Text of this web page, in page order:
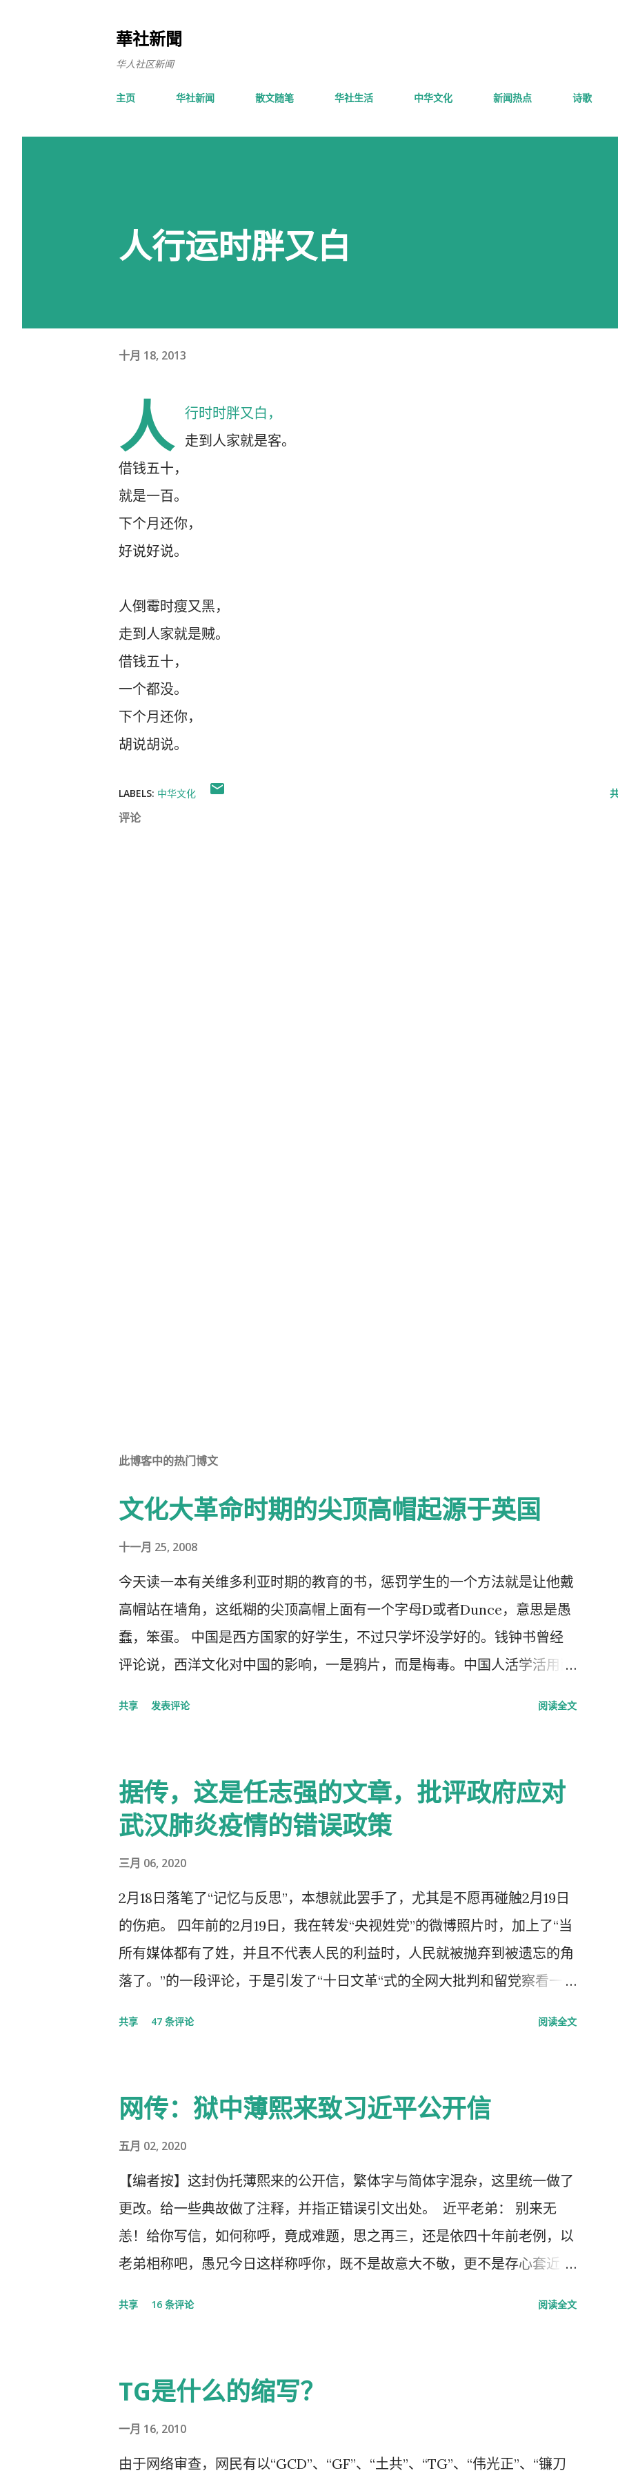
華社新聞
华人社区新闻
主页 华社新闻 散文随笔 华社生活 中华文化 新闻热点 诗歌
人行运时胖又白
十月 18, 2013
人
行时时胖又白，
走到人家就是客。
借钱五十，
就是一百。
下个月还你，
好说好说。
人倒霉时瘦又黑，
走到人家就是贼。
借钱五十，
一个都没。
下个月还你，
胡说胡说。
LABELS: 中华文化
评论
此博客中的热门博文
文化大革命时期的尖顶高帽起源于英国
十一月 25, 2008
今天读一本有关维多利亚时期的教育的书，惩罚学生的一个方法就是让他戴
高帽站在墙角，这纸糊的尖顶高帽上面有一个字母D或者Dunce，意思是愚
蠢，笨蛋。 中国是西方国家的好学生，不过只学坏没学好的。钱钟书曾经
评论说，西洋文化对中国的影响，一是鸦片，而是梅毒。中国人活学活用西
共享 发表评论 阅读全文
据传，这是任志强的文章，批评政府应对
武汉肺炎疫情的错误政策
三月 06, 2020
2月18日落笔了“记忆与反思”，本想就此罢手了，尤其是不愿再碰触2月19日
的伤疤。 四年前的2月19日，我在转发“央视姓党”的微博照片时，加上了“当
所有媒体都有了姓，并且不代表人民的利益时，人民就被抛弃到被遗忘的角
落了。”的一段评论，于是引发了“十日文革“式的全网大批判和留党察看一年
实的真相，剩下的就是人民的生命被病毒和体制的重病共同伤害的结果。
几天之后媒体上、网络上疯传着2月23日中央召开全国上下约17万人参加的
大会，被称为中国历史上参加人数最多的中央大会。且远胜于当年七千人的
庐山会议的规模，有着比七千人大会更重要的现实意义，也被称为是一次伟
大的会议。 网上许多人在用各种方式吹嘘和吹捧这次大会的伟大意义，并
且格外的强调这次会议中最重要的党的主席的长篇讲话，是一个鼓舞人心、
英明正确的战略部署，为世界指明了防治疫情的方向，号召用举国体制的力
现了”党中央对疫情形势的判断是正确的，“彰显了中国共产党领导和中国特
红旗飘舞，高举红宝书，三呼领袖“万岁、万岁、万万岁”的时代。更有许多
人在从各个角度解释自己从2月23日讲话中发现的精华，以为中国又进入了
共享 47 条评论 阅读全文
网传：狱中薄熙来致习近平公开信
五月 02, 2020
【编者按】这封伪托薄熙来的公开信，繁体字与简体字混杂，这里统一做了
更改。给一些典故做了注释，并指正错误引文出处。 近平老弟： 别来无
恙！给你写信，如何称呼，竟成难题，思之再三，还是依四十年前老例，以
老弟相称吧，愚兄今日这样称呼你，既不是故意大不敬，更不是存心套近
不禁疑惑有人故意造成两雄相争的局面似的。而今时迁势易，成王败寇，你
已居庙堂之颠颐指气使，拱为一尊，而我却拜你所赐＂以非罪之身” [1] 陷缧
绁 [2] 之中，且身患顽疾，苟延残喘，来日无多了，你我本同根同源，然人
各有志，政见多有不合，而人在江湖常身不由己参差磨擦，势所难免，及至
共享 16 条评论 阅读全文
TG是什么的缩写？
一月 16, 2010
由于网络审查，网民有以“GCD”、“GF”、“土共”、“TG”、“伟光正”、“镰刀